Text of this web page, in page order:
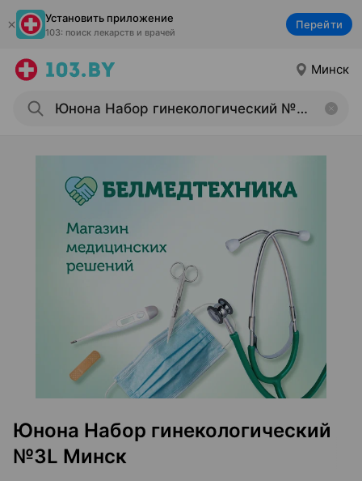
Установить приложение
103: поиск лекарств и врачей
Перейти
Минск
Юнона Набор гинекологический
№3L Минск